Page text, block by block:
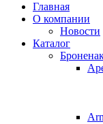
Главная
О компании
Новости
Каталог